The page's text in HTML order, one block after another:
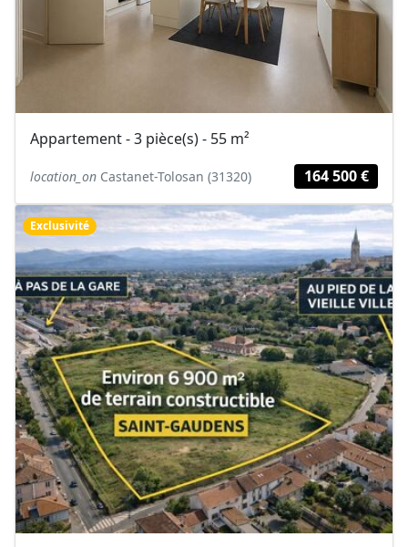
Appartement - 3 pièce(s) - 55 m²
location_on Castanet-Tolosan (31320) 164 500 €
Exclusivité